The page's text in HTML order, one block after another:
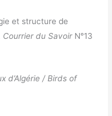
et structure de
Courrier du SavoirN°13
d’Algérie / Birds of